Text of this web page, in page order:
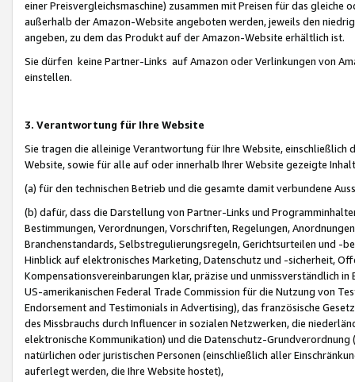
einer Preisvergleichsmaschine) zusammen mit Preisen für das
außerhalb der Amazon-Website angeboten werden, jeweils den
angeben, zu dem das Produkt auf der Amazon-Website erhältlich ist.
Sie dürfen keine Partner-Links auf Amazon oder Verlinkungen von
einstellen.
3. Verantwortung für Ihre Website
Sie tragen die alleinige Verantwortung für Ihre Website,
Website, sowie für alle auf oder innerhalb Ihrer Website gezeigte
(a) für den technischen Betrieb und die gesamte damit verbundene
(b) dafür, dass die Darstellung von Partner-Links und
Bestimmungen, Verordnungen, Vorschriften, Regelungen,
Branchenstandards, Selbstregulierungsregeln, Gerichtsurteilen und -
Hinblick auf elektronisches Marketing, Datenschutz und -sicherheit,
Kompensationsvereinbarungen klar, präzise und unmissverständlich
US-amerikanischen Federal Trade Commission für die Nutzung von
Endorsement and Testimonials in Advertising), das französische
des Missbrauchs durch Influencer in sozialen Netzwerken, die
elektronische Kommunikation) und die Datenschutz-
natürlichen oder juristischen Personen (einschließlich aller
auferlegt werden, die Ihre Website hostet),